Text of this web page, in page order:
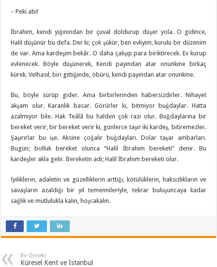
– Peki abi!
İbrahim, kendi yığınından bir çuval doldurup düşer yola. O gidince,
Halil düşünür bu defa. Der ki; çok şükür, ben evliyim, kurulu bir düzenim
de var. Ama kardeşim bekâr. O daha çalışıp para biriktirecek. Ev kurup
evlenecek. Böyle düşünerek, Kendi payından atar onunkine birkaç
kürek. Velhasıl, biri gittiğinde, öbürü, kendi payından atar onunkine.
Bu, böyle sürüp gider. Ama birbirlerinden habersizdirler. Nihayet
akşam olur. Karanlık basar. Görürler ki, bitmiyor buğdaylar. Hatta
azalmıyor bile. Hak Teâlâ bu halden çok razı olur. Buğdaylarına bir
bereket verir, bir bereket verir ki, günlerce taşır iki kardeş, bitiremezler.
Şaşırırlar bu işe. Aksine çoğalır buğdayları. Dolar taşar ambarları.
Bugün; bolluk bereket olunca “Halil İbrahim bereketi” denir. Bu
kardeşler akla gelir. Bereketin adı; Halil İbrahim bereketi olur.
İyiliklerin, adaletin ve güzelliklerin arttığı, kötülüklerin, haksızlıkların ve
savaşların azaldığı bir yıl temennileriyle, tekrar buluşuncaya kadar
sağlık ve mutlulukla kalın, hoşcakalın.
Bir Önceki
Küresel Kent ve İstanbul